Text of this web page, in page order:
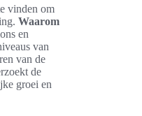
vinden om
Waarom
en
van
van de
de
groei en